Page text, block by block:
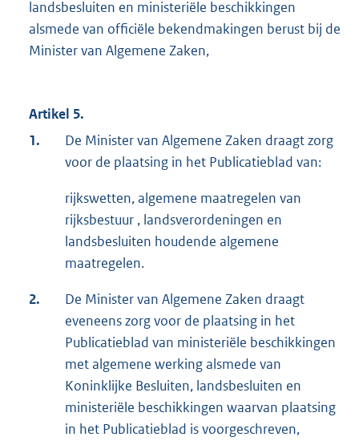
landsbesluiten en ministeriële beschikkingen
alsmede van officiële bekendmakingen berust bij de
Minister van Algemene Zaken,
Artikel 5.
1.
De Minister van Algemene Zaken draagt zorg
voor de plaatsing in het Publicatieblad van:
rijkswetten, algemene maatregelen van
rijksbestuur , landsverordeningen en
landsbesluiten houdende algemene
maatregelen.
2.
De Minister van Algemene Zaken draagt
eveneens zorg voor de plaatsing in het
Publicatieblad van ministeriële beschikkingen
met algemene werking alsmede van
Koninklijke Besluiten, landsbesluiten en
ministeriële beschikkingen waarvan plaatsing
in het Publicatieblad is voorgeschreven,